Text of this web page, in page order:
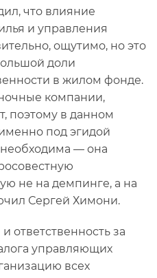
что влияние
и управления
ощутимо, но это
доли
в жилом фонде.
компании,
поэтому в данном
под эгидой
необходима — она
не на демпинге, а на
Сергей Химони.
ответственность за
управляющих
всех